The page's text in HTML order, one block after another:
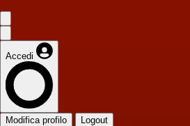
Accedi
Modifica profilo Logout